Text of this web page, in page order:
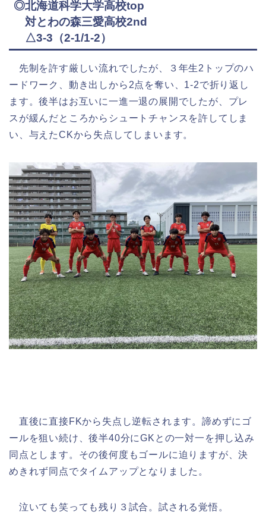
◎北海道科学大学高校top
対とわの森三愛高校2nd
△3-3（2-1/1-2）
先制を許す厳しい流れでしたが、３年生2トップのハ
ードワーク、動き出しから2点を奪い、1-2で折り返し
ます。後半はお互いに一進一退の展開でしたが、プレ
スが緩んだところからシュートチャンスを許してしま
い、与えたCKから失点してしまいます。
直後に直接FKから失点し逆転されます。諦めずにゴ
ールを狙い続け、後半40分にGKとの一対一を押し込み
同点とします。その後何度もゴールに迫りますが、決
めきれず同点でタイムアップとなりました。
泣いても笑っても残り３試合。試される覚悟。